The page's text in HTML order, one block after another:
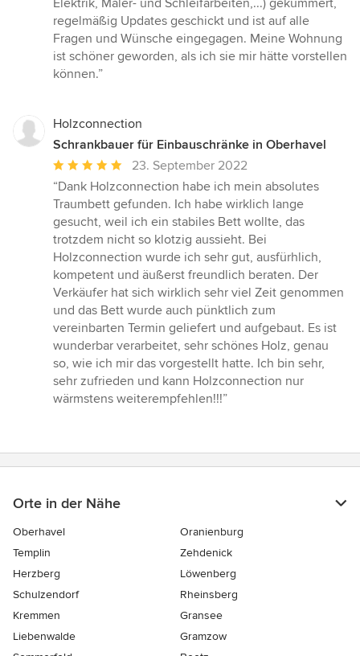
Elektrik, Maler- und Schleifarbeiten,...) gekümmert,
regelmäßig Updates geschickt und ist auf alle
Fragen und Wünsche eingegagen. Meine Wohnung
ist schöner geworden, als ich sie mir hätte vorstellen
können.”
Holzconnection
Schrankbauer für Einbauschränke in Oberhavel
Durchschnittliche
Bewertung:
5
von
5
Sternen
23. September 2022
“Dank Holzconnection habe ich mein absolutes
Traumbett gefunden. Ich habe wirklich lange
gesucht, weil ich ein stabiles Bett wollte, das
trotzdem nicht so klotzig aussieht. Bei
Holzconnection wurde ich sehr gut, ausfürhlich,
kompetent und äußerst freundlich beraten. Der
Verkäufer hat sich wirklich sehr viel Zeit genommen
und das Bett wurde auch pünktlich zum
vereinbarten Termin geliefert und aufgebaut. Es ist
wunderbar verarbeitet, sehr schönes Holz, genau
so, wie ich mir das vorgestellt hatte. Ich bin sehr,
sehr zufrieden und kann Holzconnection nur
wärmstens weiterempfehlen!!!”
Orte in der Nähe
Oberhavel
Oranienburg
Templin
Zehdenick
Herzberg
Löwenberg
Schulzendorf
Rheinsberg
Kremmen
Gransee
Liebenwalde
Gramzow